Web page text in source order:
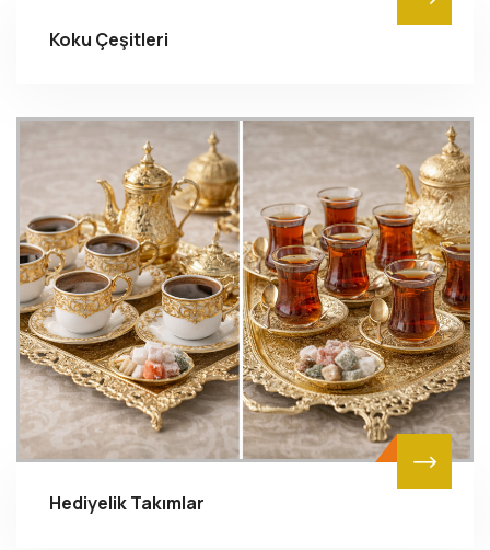
Koku Çeşitleri
Hediyelik Takımlar